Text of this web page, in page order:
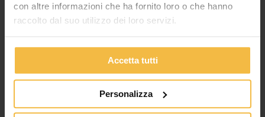
con altre informazioni che ha fornito loro o che hanno
raccolto dal suo utilizzo dei loro servizi.
Accetta tutti
Personalizza
Leggi tutto »